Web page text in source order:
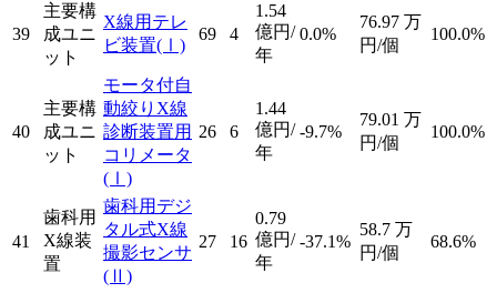
39
主要構
成ユニ
ット
X線用テレ
ビ装置(Ⅰ)
69 4
1.54
億円/
年
0.0%
76.97 万
円/個
100.0%
40
主要構
成ユニ
ット
モータ付自
動絞りX線
診断装置用
コリメータ
(Ⅰ)
26 6
1.44
億円/
年
-9.7%
79.01 万
円/個
100.0%
41
歯科用
X線装
置
歯科用デジ
タル式X線
撮影センサ
(Ⅱ)
27 16
0.79
億円/
年
-37.1%
58.7 万
円/個
68.6%